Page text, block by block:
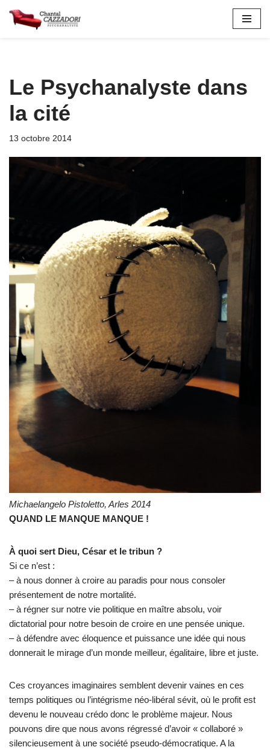
Le Psychanalyste dans
la cité
13 octobre 2014
Michaelangelo Pistoletto, Arles 2014
QUAND LE MANQUE MANQUE !
À quoi sert Dieu, César et le tribun ?
Si ce n’est :
– à nous donner à croire au paradis pour nous consoler
présentement de notre mortalité.
– à régner sur notre vie politique en maître absolu, voir
dictatorial pour notre besoin de croire en une pensée unique.
– à défendre avec éloquence et puissance une idée qui nous
donnerait le mirage d’un monde meilleur, égalitaire, libre et juste.
Ces croyances imaginaires semblent devenir vaines en ces
temps politiques ou l’intégrisme néo-libéral sévit, où le profit est
devenu le nouveau crédo donc le problème majeur. Nous
pouvons dire que nous avons régressé d’avoir « collaboré »
silencieusement à une société pseudo-démocratique. A la